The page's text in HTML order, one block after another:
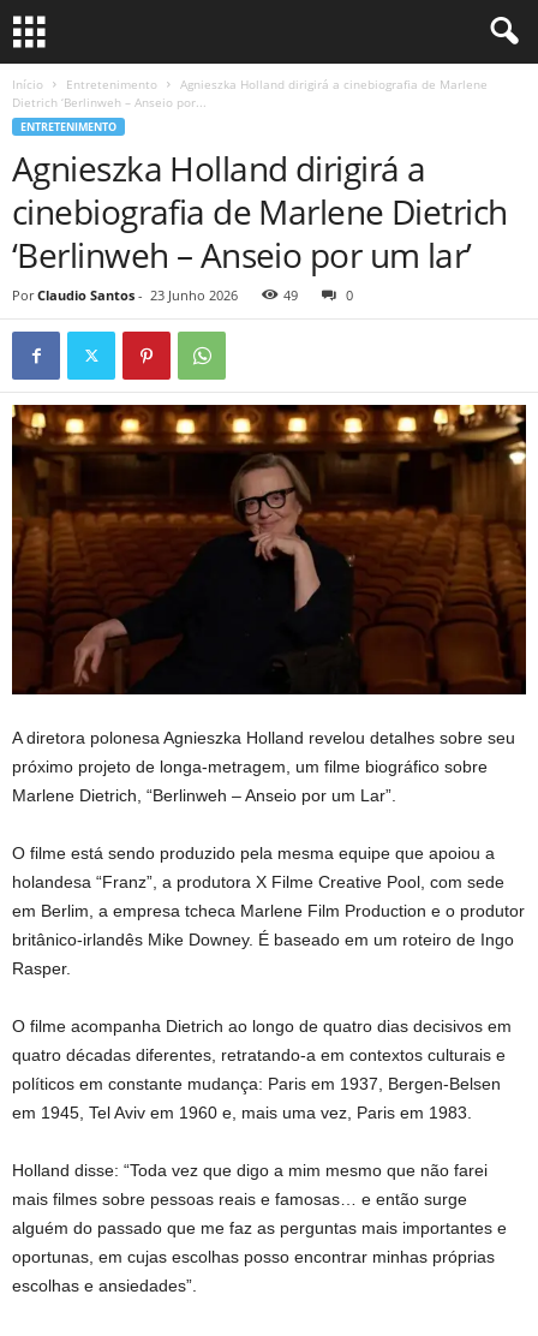
Início Entretenimento
Agnieszka Holland dirigirá a cinebiografia de Marlene
Dietrich ‘Berlinweh – Anseio por...
ENTRETENIMENTO
Agnieszka Holland dirigirá a
cinebiografia de Marlene Dietrich
‘Berlinweh – Anseio por um lar’
Por Claudio Santos - 23 Junho 2026 49 0
A diretora polonesa Agnieszka Holland revelou detalhes sobre seu
próximo projeto de longa-metragem, um filme biográfico sobre
Marlene Dietrich, “Berlinweh – Anseio por um Lar”.
O filme está sendo produzido pela mesma equipe que apoiou a
holandesa “Franz”, a produtora X Filme Creative Pool, com sede
em Berlim, a empresa tcheca Marlene Film Production e o produtor
britânico-irlandês Mike Downey. É baseado em um roteiro de Ingo
Rasper.
O filme acompanha Dietrich ao longo de quatro dias decisivos em
quatro décadas diferentes, retratando-a em contextos culturais e
políticos em constante mudança: Paris em 1937, Bergen-Belsen
em 1945, Tel Aviv em 1960 e, mais uma vez, Paris em 1983.
Holland disse: “Toda vez que digo a mim mesmo que não farei
mais filmes sobre pessoas reais e famosas… e então surge
alguém do passado que me faz as perguntas mais importantes e
oportunas, em cujas escolhas posso encontrar minhas próprias
escolhas e ansiedades”.